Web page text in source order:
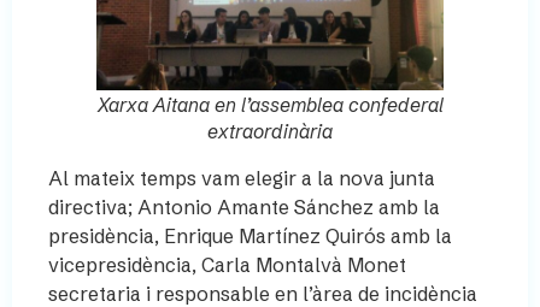
Xarxa Aitana en l’assemblea confederal
extraordinària
Al mateix temps vam elegir a la nova junta
directiva; Antonio Amante Sánchez amb la
presidència, Enrique Martínez Quirós amb la
vicepresidència, Carla Montalvà Monet
secretaria i responsable en l’àrea de incidència